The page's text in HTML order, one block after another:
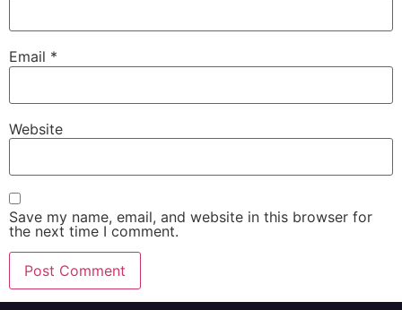
Email *
Website
Save my name, email, and website in this browser for
the next time I comment.